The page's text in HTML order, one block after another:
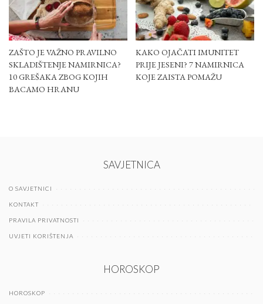
ZAŠTO JE VAŽNO PRAVILNO
SKLADIŠTENJE NAMIRNICA?
10 GREŠAKA ZBOG KOJIH
BACAMO HRANU
KAKO OJAČATI IMUNITET
PRIJE JESENI? 7 NAMIRNICA
KOJE ZAISTA POMAŽU
SAVJETNICA
O SAVJETNICI
KONTAKT
PRAVILA PRIVATNOSTI
UVJETI KORIŠTENJA
HOROSKOP
HOROSKOP